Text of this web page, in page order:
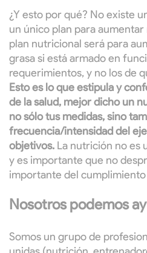
¿Y esto por qué? No existe
un único plan para aumentar
plan nutricional será para
grasa si está armado en
requerimientos, y no los de
Esto es lo que estipula y
de la salud, mejor dicho un
no sólo tus medidas, sino
frecuencia/intensidad del
objetivos. La nutrición no es
y es importante que no
importante del
Nosotros podemos
Somos un grupo de